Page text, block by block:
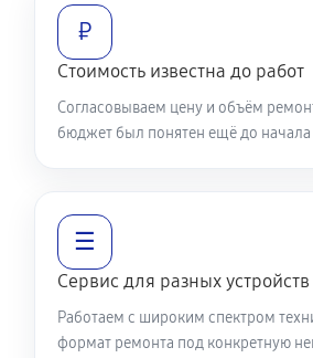
₽
Стоимость известна до работ
Согласовываем цену и объём
бюджет был понятен ещё до начала
☰
Сервис для разных устройств
Работаем с широким спектром
формат ремонта под конкретную